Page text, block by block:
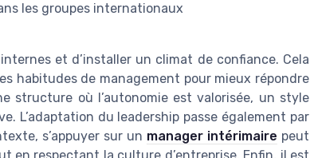
les groupes internationaux
et d’installer un climat de confiance. Cela
habitudes de management pour mieux répondre
structure où l’autonomie est valorisée, un style
L’adaptation du leadership passe également par
s’appuyer sur un manager intérimaire peut